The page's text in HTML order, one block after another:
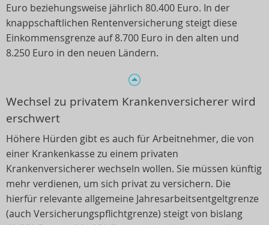
Euro beziehungsweise jährlich 80.400 Euro. In der
knappschaftlichen Rentenversicherung steigt diese
Einkommensgrenze auf 8.700 Euro in den alten und
8.250 Euro in den neuen Ländern.
Wechsel zu privatem Krankenversicherer wird
erschwert
Höhere Hürden gibt es auch für Arbeitnehmer, die von
einer Krankenkasse zu einem privaten
Krankenversicherer wechseln wollen. Sie müssen künftig
mehr verdienen, um sich privat zu versichern. Die
hierfür relevante allgemeine Jahresarbeitsentgeltgrenze
(auch Versicherungspflichtgrenze) steigt von bislang